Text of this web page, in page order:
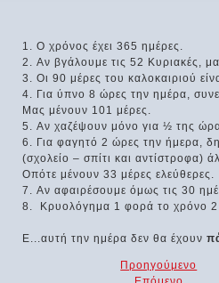
Ο χρόνος έχει 365 ημέρες.
Αν βγάλουμε τις 52 Κυριακές,
Οι 90 μέρες του καλοκαιριού
Για ύπνο 8 ώρες την ημέρα,
Μας μένουν 101 μέρες.
Αν χαζέψουν μόνο για ½ της
Για φαγητό 2 ώρες την ήμερα,
(σχολείο – σπίτι και αντίστροφα)
Οπότε μένουν 33 μέρες ελεύθερες.
Αν αφαιρέσουμε όμως τις 30
Κρυολόγημα 1 φορά το χρόνο 2
Ε...αυτή την ημέρα δεν θα έχουν
Προηγούμενο